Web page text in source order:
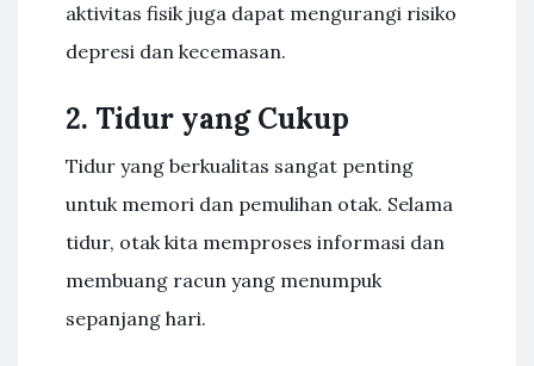
aktivitas fisik juga dapat mengurangi risiko
depresi dan kecemasan.
2. Tidur yang Cukup
Tidur yang berkualitas sangat penting
untuk memori dan pemulihan otak. Selama
tidur, otak kita memproses informasi dan
membuang racun yang menumpuk
sepanjang hari.